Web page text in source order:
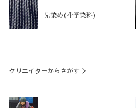
先染め(化学染料)
クリエイターからさがす ＞